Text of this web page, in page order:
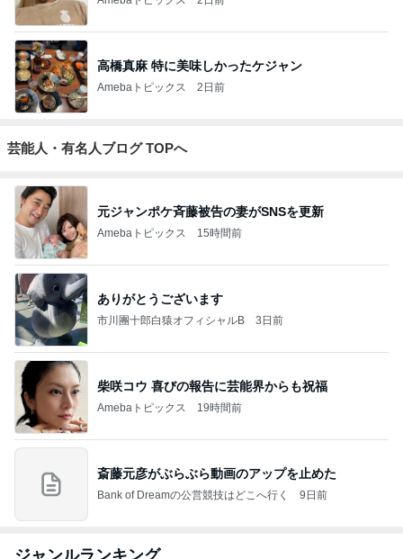
高橋真麻 特に美味しかったケジャン
Amebaトピックス 2日前
芸能人・有名人ブログ TOPへ
元ジャンポケ斉藤被告の妻がSNSを更新
Amebaトピックス 15時間前
ありがとうございます
市川團十郎白猿オフィシャルB 3日前
柴咲コウ 喜びの報告に芸能界からも祝福
Amebaトピックス 19時間前
斎藤元彦がぶらぶら動画のアップを止めた
Bank of Dreamの公営競技はどこへ行く 9日前
ジャンルランキング